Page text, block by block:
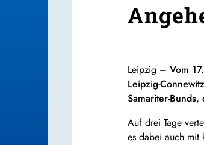
Leipzig – Vom
Leipzig-
Samariter-
Auf drei Tage
es dabei auch